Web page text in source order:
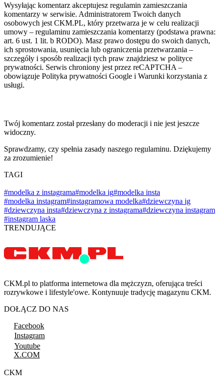
Wysyłając komentarz akceptujesz regulamin zamieszczania
komentarzy w serwisie. Administratorem Twoich danych
osobowych jest CKM.PL, który przetwarza je w celu realizacji
umowy – regulaminu zamieszczania komentarzy (podstawa prawna:
art. 6 ust. 1 lit. b RODO). Masz prawo dostępu do swoich danych,
ich sprostowania, usunięcia lub ograniczenia przetwarzania –
szczegóły i sposób realizacji tych praw znajdziesz w polityce
prywatności. Serwis chroniony jest przez reCAPTCHA –
obowiązuje Polityka prywatności Google i Warunki korzystania z
usługi.
Twój komentarz został przesłany do moderacji i nie jest jeszcze
widoczny.
Sprawdzamy, czy spełnia zasady naszego regulaminu. Dziękujemy
za zrozumienie!
TAGI
#modelka z instagrama#modelka ig#modelka insta
#modelka instagram#instagramowa modelka#dziewczyna ig
#dziewczyna insta#dziewczyna z instagrama#dziewczyna instagram
#instagram laska
TRENDUJĄCE
CKM.pl to platforma internetowa dla mężczyzn, oferująca treści
rozrywkowe i lifestyle'owe. Kontynuuje tradycję magazynu CKM.
DOŁĄCZ DO NAS
Facebook
Instagram
Youtube
X.COM
CKM